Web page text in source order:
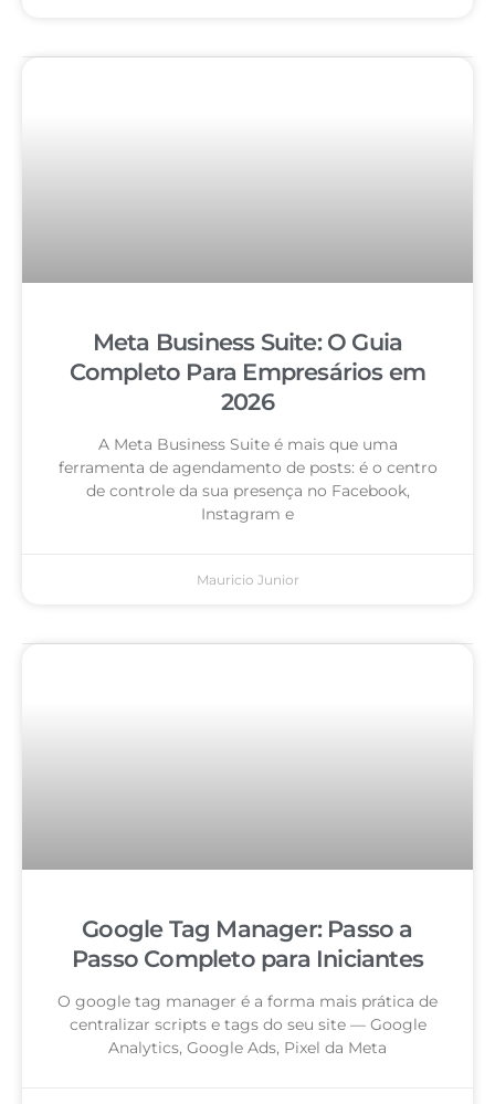
Meta Business Suite: O Guia
Completo Para Empresários em
2026
A Meta Business Suite é mais que uma
ferramenta de agendamento de posts: é o centro
de controle da sua presença no Facebook,
Instagram e
Mauricio Junior
Google Tag Manager: Passo a
Passo Completo para Iniciantes
O google tag manager é a forma mais prática de
centralizar scripts e tags do seu site — Google
Analytics, Google Ads, Pixel da Meta